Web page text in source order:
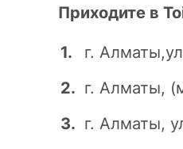
Приходите в
г.
г. Алматы,
г. Алматы,